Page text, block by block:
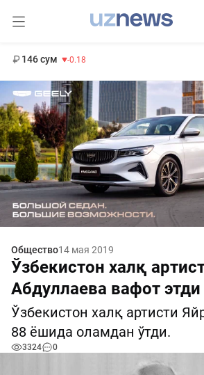
146 сум -0.18
Общество14 мая 2019
Ўзбекистон халқ
Абдуллаева вафот этди
Ўзбекистон халқ артисти
88 ёшида оламдан ўтди.
3324 0